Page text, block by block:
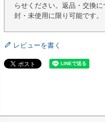
らせください。返品・交換
封・未使用に限り可能です。
レビューを書く